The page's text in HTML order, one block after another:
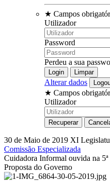
★ Campos
Utilizador
Password
Perdeu a sua
Alterar dados
★ Campos
Utilizador
30 de Maio de 2019 XI
Comissão Especializada
Cuidadora Informal ouvida na
Proposta do Governo